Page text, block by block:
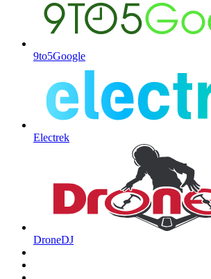
9to5Google
Electrek
DroneDJ